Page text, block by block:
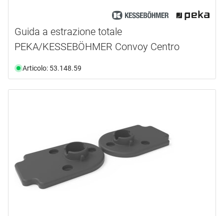
Guida a estrazione totale
PEKA/KESSEBÖHMER Convoy Centro
Articolo: 53.148.59